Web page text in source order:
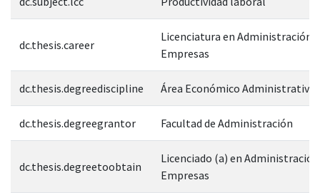
dc.thesis.career
Licenciatura en Administración
Empresas
dc.thesis.degreediscipline Área Económico Administrativa
dc.thesis.degreegrantor Facultad de Administración
dc.thesis.degreetoobtain
Licenciado (a) en
Empresas